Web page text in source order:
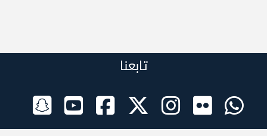
تابعنا